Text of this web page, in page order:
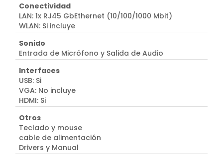
Conectividad
LAN: 1x RJ45 GbEthernet (10/100/1000 Mbit)
WLAN: Si incluye
Sonido
Entrada de Micrófono y Salida de Audio
Interfaces
USB: Si
VGA: No incluye
HDMI: Si
Otros
Teclado y mouse
cable de alimentación
Drivers y Manual